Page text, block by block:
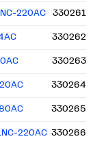
220AC 330261
330262
330263
330264
330265
220AC 330266